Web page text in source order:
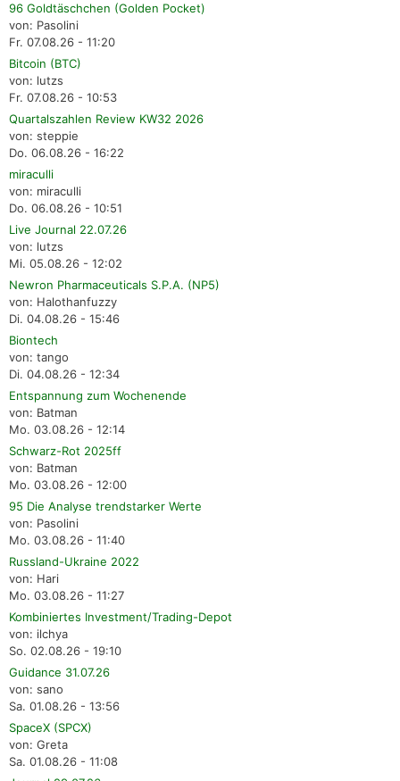
96 Goldtäschchen (Golden Pocket)
von: Pasolini
Fr. 07.08.26 - 11:20
Bitcoin (BTC)
von: lutzs
Fr. 07.08.26 - 10:53
Quartalszahlen Review KW32 2026
von: steppie
Do. 06.08.26 - 16:22
miraculli
von: miraculli
Do. 06.08.26 - 10:51
Live Journal 22.07.26
von: lutzs
Mi. 05.08.26 - 12:02
Newron Pharmaceuticals S.P.A. (NP5)
von: Halothanfuzzy
Di. 04.08.26 - 15:46
Biontech
von: tango
Di. 04.08.26 - 12:34
Entspannung zum Wochenende
von: Batman
Mo. 03.08.26 - 12:14
Schwarz-Rot 2025ff
von: Batman
Mo. 03.08.26 - 12:00
95 Die Analyse trendstarker Werte
von: Pasolini
Mo. 03.08.26 - 11:40
Russland-Ukraine 2022
von: Hari
Mo. 03.08.26 - 11:27
Kombiniertes Investment/Trading-Depot
von: ilchya
So. 02.08.26 - 19:10
Guidance 31.07.26
von: sano
Sa. 01.08.26 - 13:56
SpaceX (SPCX)
von: Greta
Sa. 01.08.26 - 11:08